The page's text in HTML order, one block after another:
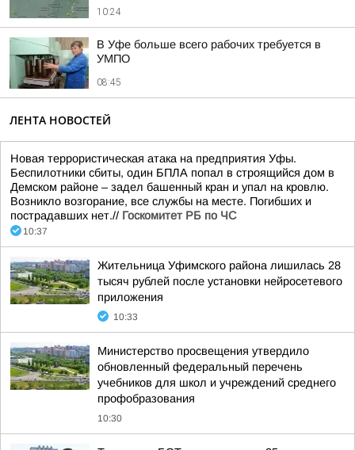
10:24
В Уфе больше всего рабочих требуется в
УМПО
08:45
ЛЕНТА НОВОСТЕЙ
Новая террористическая атака на предприятия Уфы.
Беспилотники сбиты, один БПЛА попал в строящийся дом в
Демском районе – задел башенный кран и упал на кровлю.
Возникло возгорание, все службы на месте. Погибших и
пострадавших нет.// Госкомитет РБ по ЧС
10:37
Жительница Уфимского района лишилась 28
тысяч рублей после установки нейросетевого
приложения
10:33
Министерство просвещения утвердило
обновленный федеральный перечень
учебников для школ и учреждений среднего
профобразования
10:30